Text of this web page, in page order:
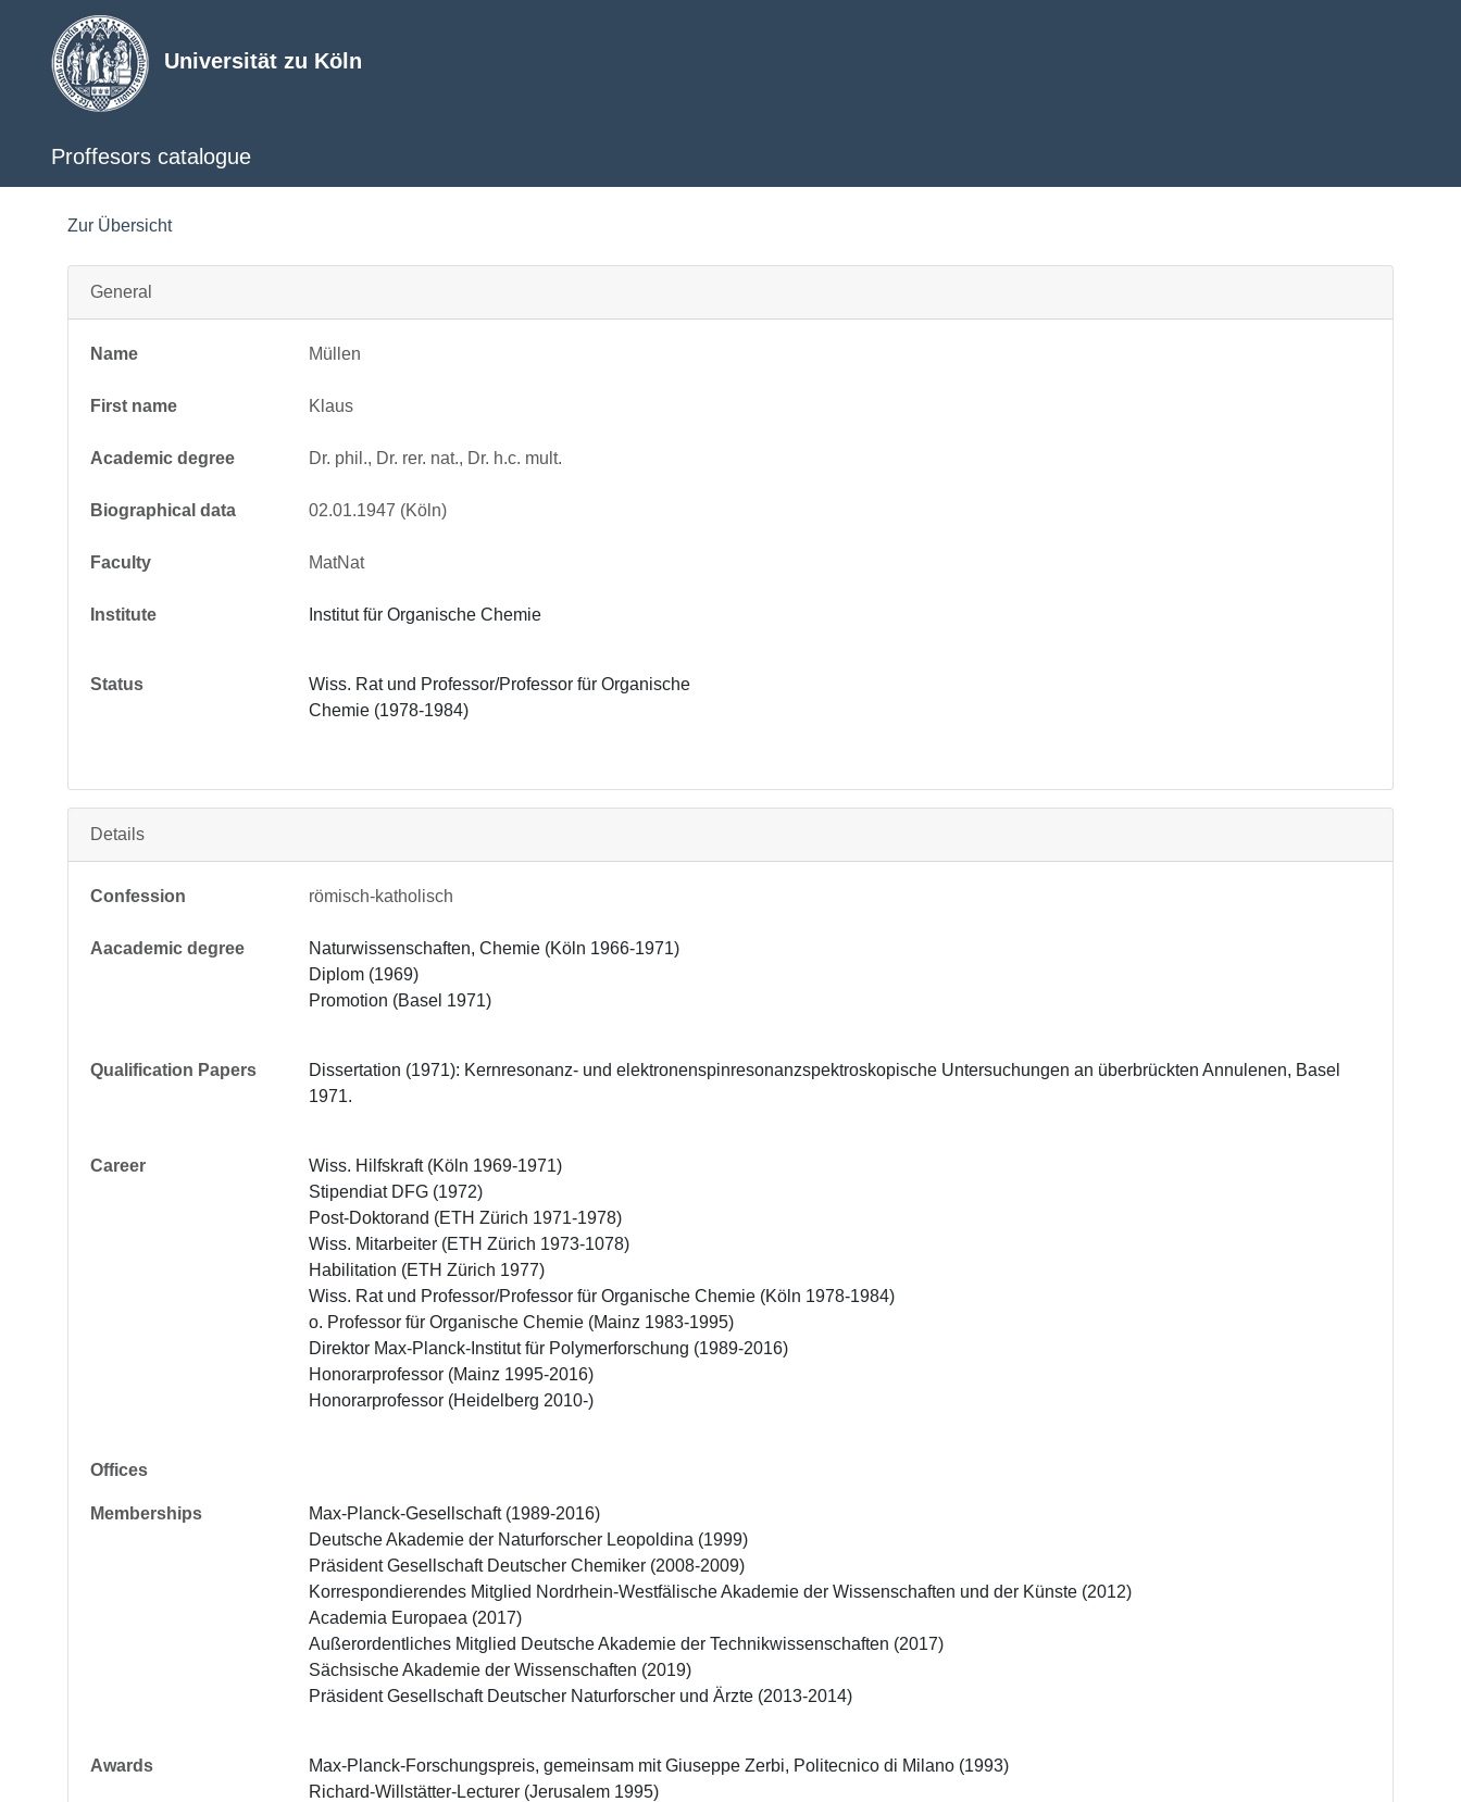
Universität zu Köln
Proffesors catalogue
Zur Übersicht
General
Name Müllen
First name Klaus
Academic degree Dr. phil., Dr. rer. nat., Dr. h.c. mult.
Biographical data 02.01.1947 (Köln)
Faculty MatNat
Institute Institut für Organische Chemie
Status
Wiss. Rat und Professor/Professor für Organische
Chemie (1978-1984)
Details
Confession römisch-katholisch
Aacademic degree
Naturwissenschaften, Chemie (Köln 1966-1971)
Diplom (1969)
Promotion (Basel 1971)
Qualification Papers
Dissertation (1971): Kernresonanz- und elektronenspinresonanzspektroskopische Untersuchungen an überbrückten Annulenen, Basel
1971.
Career
Wiss. Hilfskraft (Köln 1969-1971)
Stipendiat DFG (1972)
Post-Doktorand (ETH Zürich 1971-1978)
Wiss. Mitarbeiter (ETH Zürich 1973-1078)
Habilitation (ETH Zürich 1977)
Wiss. Rat und Professor/Professor für Organische Chemie (Köln 1978-1984)
o. Professor für Organische Chemie (Mainz 1983-1995)
Direktor Max-Planck-Institut für Polymerforschung (1989-2016)
Honorarprofessor (Mainz 1995-2016)
Honorarprofessor (Heidelberg 2010-)
Offices
Memberships
Max-Planck-Gesellschaft (1989-2016)
Deutsche Akademie der Naturforscher Leopoldina (1999)
Präsident Gesellschaft Deutscher Chemiker (2008-2009)
Korrespondierendes Mitglied Nordrhein-Westfälische Akademie der Wissenschaften und der Künste (2012)
Academia Europaea (2017)
Außerordentliches Mitglied Deutsche Akademie der Technikwissenschaften (2017)
Sächsische Akademie der Wissenschaften (2019)
Präsident Gesellschaft Deutscher Naturforscher und Ärzte (2013-2014)
Awards
Max-Planck-Forschungspreis, gemeinsam mit Giuseppe Zerbi, Politecnico di Milano (1993)
Richard-Willstätter-Lecturer (Jerusalem 1995)